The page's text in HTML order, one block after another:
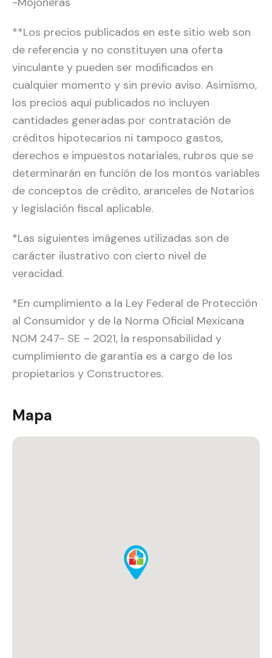
**Los precios publicados en este sitio web son
de referencia y no constituyen una oferta
vinculante y pueden ser modificados en
cualquier momento y sin previo aviso. Asimismo,
los precios aquí publicados no incluyen
cantidades generadas por contratación de
créditos hipotecarios ni tampoco gastos,
derechos e impuestos notariales, rubros que se
determinarán en función de los montos variables
de conceptos de crédito, aranceles de Notarios
y legislación fiscal aplicable.
*Las siguientes imágenes utilizadas son de
carácter ilustrativo con cierto nivel de
veracidad.
*En cumplimiento a la Ley Federal de Protección
al Consumidor y de la Norma Oficial Mexicana
NOM 247- SE – 2021, la responsabilidad y
cumplimiento de garantía es a cargo de los
propietarios y Constructores.
Mapa